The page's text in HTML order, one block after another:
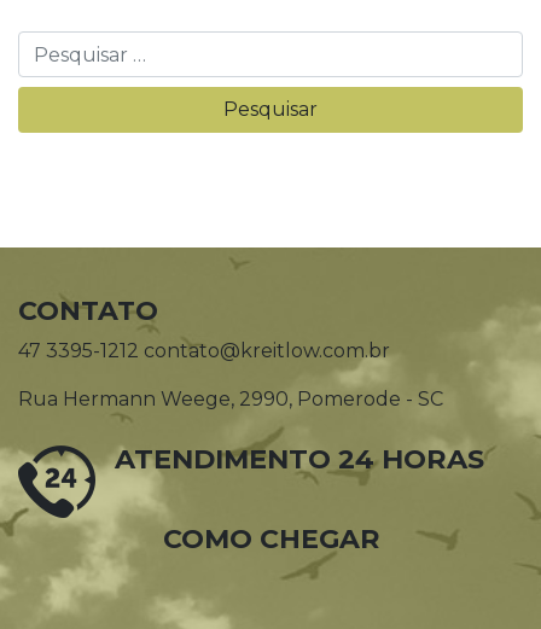
CONTATO
47 3395-1212 contato@kreitlow.com.br
Rua Hermann Weege, 2990, Pomerode - SC
ATENDIMENTO 24 HORAS
COMO CHEGAR